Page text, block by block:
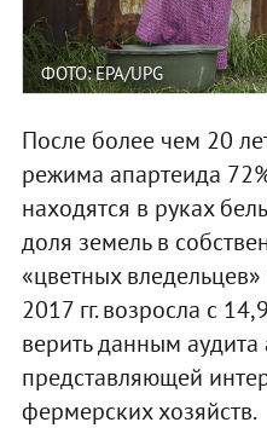
ФОТО: EPA/UPG
После более чем 20
режима апартеида
находятся в руках
доля земель в
«цветных
2017 гг. возросла с
верить данным
представляющей
фермерских хозяйств.